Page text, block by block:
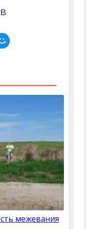
межевания